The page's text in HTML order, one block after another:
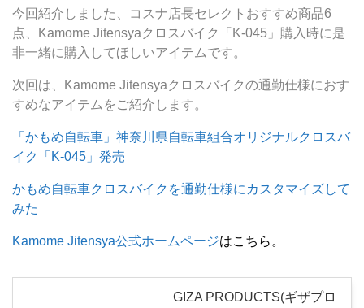
今回紹介しました、コスナ店長セレクトおすすめ商品6
点、Kamome Jitensyaクロスバイク「K-045」購入時に是
非一緒に購入してほしいアイテムです。
次回は、Kamome Jitensyaクロスバイクの通勤仕様におす
すめなアイテムをご紹介します。
「かもめ自転車」神奈川県自転車組合オリジナルクロスバ
イク「K-045」発売
かもめ自転車クロスバイクを通勤仕様にカスタマイズして
みた
Kamome Jitensya公式ホームページはこちら。
GIZA PRODUCTS(ギザプロ